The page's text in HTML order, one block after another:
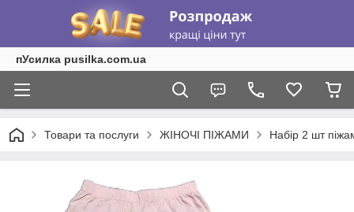
пУсилка pusilka.com.ua
Товари та послуги ЖІНОЧІ ПІЖАМИ Набір 2 шт